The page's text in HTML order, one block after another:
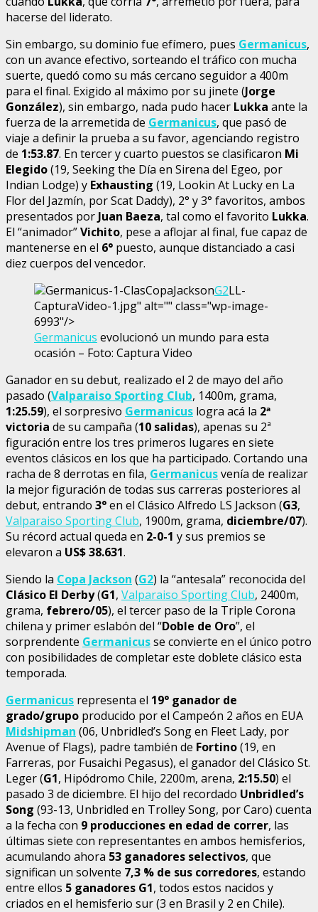
hacerse del liderato.
Sin embargo, su dominio fue efímero, pues Germanicus,
con un avance efectivo, sorteando el tráfico con mucha
suerte, quedó como su más cercano seguidor a 400m
para el final. Exigido al máximo por su jinete (Jorge
González), sin embargo, nada pudo hacer Lukka ante la
fuerza de la arremetida de Germanicus, que pasó de
viaje a definir la prueba a su favor, agenciando registro
de 1:53.87. En tercer y cuarto puestos se clasificaron Mi
Elegido(19, Seeking the Día en Sirena del Egeo, por
Indian Lodge) y Exhausting (19, Lookin At Lucky en La
Flor del Jazmín, por Scat Daddy), 2° y 3° favoritos, ambos
presentados por Juan Baeza, tal como el favorito Lukka.
El “animador”Vichito, pese a aflojar al final, fue capaz de
mantenerse en el 6° puesto, aunque distanciado a casi
diez cuerpos del vencedor.
Germanicus-1-ClasCopaJacksonG2LL-
CapturaVideo-1.jpg" alt="" class="wp-image-
6993"/>
Germanicus evolucionó un mundo para esta
ocasión – Foto: Captura Video
Ganador en su debut, realizado el 2 de mayo del año
pasado (Valparaiso Sporting Club, 1400m, grama,
1:25.59), el sorpresivo Germanicus logra acá la 2ª
victoria de su campaña (10 salidas), apenas su 2ª
figuración entre los tres primeros lugares en siete
eventos clásicos en los que ha participado. Cortando una
racha de 8 derrotas en fila, Germanicusvenía de realizar
la mejor figuración de todas sus carreras posteriores al
debut, entrando 3°en el Clásico Alfredo LS Jackson (G3,
Valparaiso Sporting Club, 1900m, grama, diciembre/07).
Su récord actual queda en 2-0-1 y sus premios se
elevaron a US$ 38.631.
Siendo la Copa Jackson (G2) la “antesala” reconocida del
Clásico El Derby(G1, Valparaiso Sporting Club, 2400m,
grama, febrero/05), el tercer paso de la Triple Corona
chilena y primer eslabón del “Doble de Oro”, el
sorprendente Germanicusse convierte en el único potro
con posibilidades de completar este doblete clásico esta
temporada.
Germanicus representa el 19° ganador de
grado/grupo producido por el Campeón 2 años en EUA
Midshipman (06, Unbridled’s Song en Fleet Lady, por
Avenue of Flags), padre también de Fortino(19, en
Farreras, por Fusaichi Pegasus), el ganador del Clásico St.
Leger (G1, Hipódromo Chile, 2200m, arena, 2:15.50) el
pasado 3 de diciembre. El hijo del recordado Unbridled’s
Song (93-13, Unbridled en Trolley Song, por Caro) cuenta
a la fecha con 9 producciones en edad de correr, las
últimas siete con representantes en ambos hemisferios,
acumulando ahora 53 ganadores selectivos, que
significan un solvente 7,3 % de sus corredores, estando
entre ellos 5 ganadores G1, todos estos nacidos y
criados en el hemisferio sur (3 en Brasil y 2 en Chile).